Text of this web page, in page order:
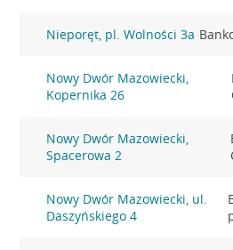
Nieporęt, pl. Wolności 3a
Nowy Dwór Mazowiecki,
Kopernika 26
Nowy Dwór Mazowiecki,
Spacerowa 2
Nowy Dwór Mazowiecki, ul.
Daszyńskiego 4